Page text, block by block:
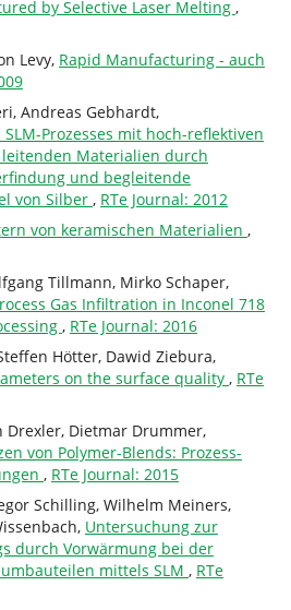
by Selective Laser Melting ,
Levy, Rapid Manufacturing - auch
Andreas Gebhardt,
Prozesses mit hoch-reflektiven
Materialien durch
und begleitende
von Silber , RTe Journal: 2012
von keramischen Materialien ,
Tillmann, Mirko Schaper,
Gas Infiltration in Inconel 718
, RTe Journal: 2016
Hötter, Dawid Ziebura,
on the surface quality , RTe
Dietmar Drummer,
von Polymer-Blends: Prozess-
, RTe Journal: 2015
Schilling, Wilhelm Meiners,
Untersuchung zur
durch Vorwärmung bei der
mittels SLM , RTe